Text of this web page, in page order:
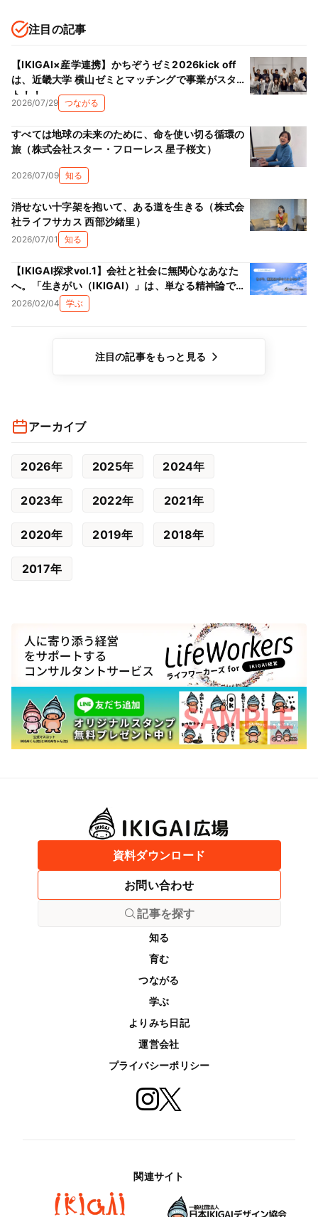
注目の記事
【IKIGAI×産学連携】かちぞうゼミ2026kick off
は、近畿大学 横山ゼミとマッチングで事業がスター
ト！！
2026/07/29 つながる
すべては地球の未来のために、命を使い切る循環の
旅（株式会社スター・フローレス 星子桜文）
2026/07/09 知る
消せない十字架を抱いて、ある道を生きる（株式会
社ライフサカス 西部沙緒里）
2026/07/01 知る
【IKIGAI探求vol.1】会社と社会に無関心なあなた
へ。「生きがい（IKIGAI）」は、単なる精神論では
ない理由
2026/02/04 学ぶ
注目の記事をもっと見る
アーカイブ
2026年 2025年 2024年
2023年 2022年 2021年
2020年 2019年 2018年
2017年
資料ダウンロード
お問い合わせ
記事を探す
知る
育む
つながる
学ぶ
よりみち日記
運営会社
プライバシーポリシー
関連サイト